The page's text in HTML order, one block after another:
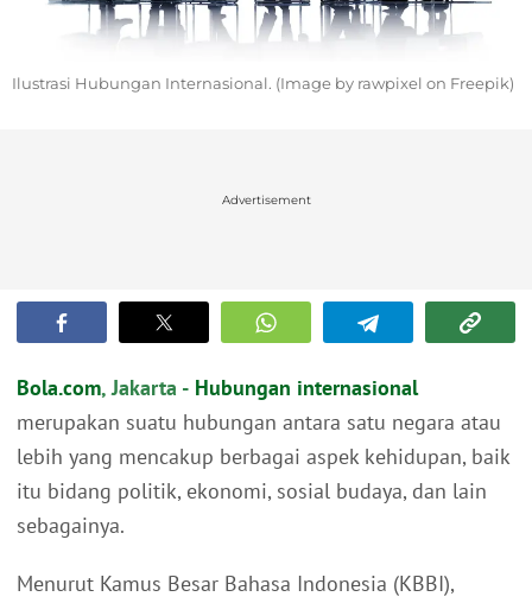
Ilustrasi Hubungan Internasional. (Image by rawpixel on Freepik)
Advertisement
Bola.com, Jakarta - Hubungan internasional
merupakan suatu hubungan antara satu negara atau
lebih yang mencakup berbagai aspek kehidupan, baik
itu bidang politik, ekonomi, sosial budaya, dan lain
sebagainya.
Menurut Kamus Besar Bahasa Indonesia (KBBI),